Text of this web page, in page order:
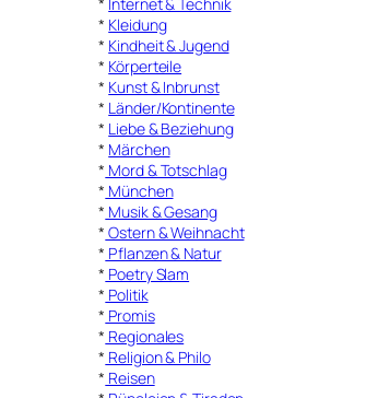
* Kleidung
* Kindheit & Jugend
* Körperteile
* Kunst & Inbrunst
* Länder/Kontinente
* Liebe & Beziehung
* Märchen
* Mord & Totschlag
* München
* Musik & Gesang
* Ostern & Weihnacht
* Pflanzen & Natur
* Poetry Slam
* Politik
* Promis
* Regionales
* Religion & Philo
* Reisen